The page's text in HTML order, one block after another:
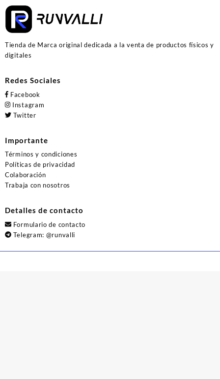
Tienda de Marca original dedicada a la venta de productos físicos y
digitales
Redes Sociales
Facebook
Instagram
Twitter
Importante
Términos y condiciones
Políticas de privacidad
Colaboración
Trabaja con nosotros
Detalles de contacto
Formulario de contacto
Telegram: @runvalli